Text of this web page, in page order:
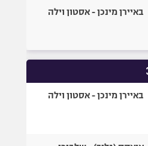
באיירן מינכן - אסטון וילה
באיירן מינכן - אסטון וילה